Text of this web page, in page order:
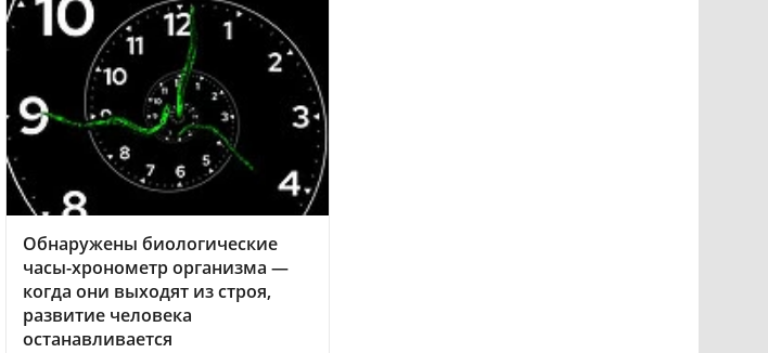
Обнаружены биологические
часы-хронометр организма —
когда они выходят из строя,
развитие человека
останавливается